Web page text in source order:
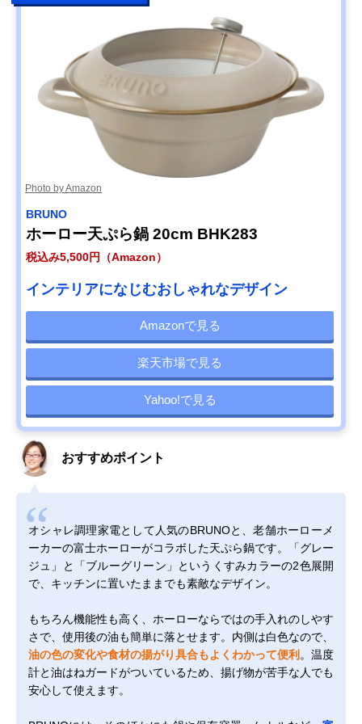
Photo by Amazon
BRUNO
ホーロー天ぷら鍋 20cm BHK283
税込み5,500円（Amazon）
インテリアになじむおしゃれなデザイン
Amazonで見る
楽天市場で見る
Yahoo!で見る
おすすめポイント
オシャレ調理家電として人気のBRUNOと、老舗ホーローメ
ーカーの富士ホーローがコラボした天ぷら鍋です。「グレー
ジュ」と「ブルーグリーン」というくすみカラーの2色展開
で、キッチンに置いたままでも素敵なデザイン。
もちろん機能性も高く、ホーローならではの手入れのしやす
さで、使用後の油も簡単に落とせます。内側は白色なので、
油の色の変化や食材の揚がり具合もよくわかって便利 。温度
計と油はねガードがついているため、揚げ物が苦手な人でも
安心して使えます。